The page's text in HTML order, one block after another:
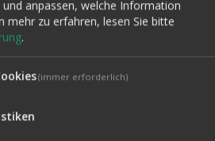
Inkl. MwSt.,
zzgl.Versand
und anpassen, welche Information
mehr zu erfahren, lesen Sie bitte
.
(immer erforderlich)